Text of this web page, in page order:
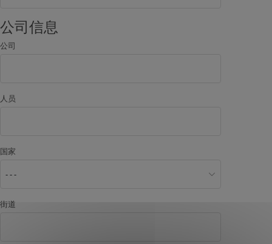
公司信息
公司
人员
国家
- - -
街道